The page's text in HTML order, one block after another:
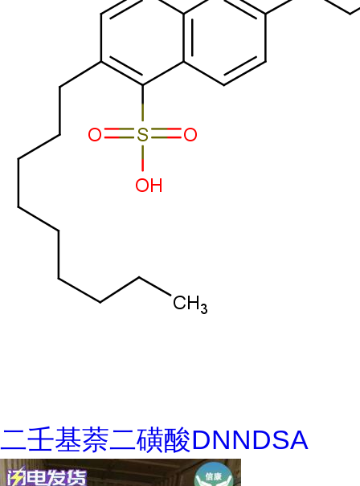
二壬基萘二磺酸DNNDSA